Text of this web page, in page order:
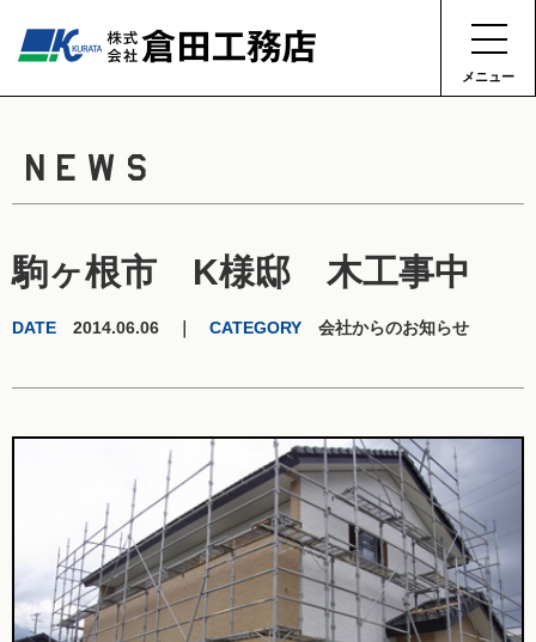
メニュー
NEWS
駒ヶ根市 K様邸 木工事中
DATE 2014.06.06 ｜ CATEGORY 会社からのお知らせ